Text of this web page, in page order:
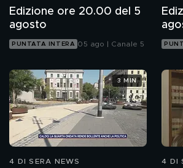
Edizione ore 20.00 del 5
agosto
PUNTATA INTERA 05 ago | Canale 5
4 DI SERA NEWS
3 MIN
4 DI